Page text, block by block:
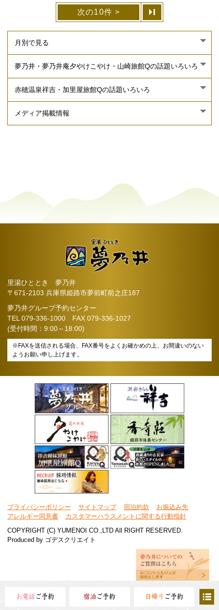
次の10件
里湯ひととき 夢乃井
〒671-2103 兵庫県姫路市夢前町前之庄187
夢乃井グループ予約センター
TEL079-336-1000 FAX 079-336-1027
(受付時間：9:00～18:00)
※FAXを送信される場合、FAX番号をよくお確かめの上、お間違いのない
ようお願い申し上げます。
お電話 ご予約 宿泊 ご予約 日帰り ご予約
プライバシーポリシー サイトマップ 宿泊約款
お振込み先
アレルギー同意書
カスタマーハラスメントに関する行動指針
COPYRIGHT (C) YUMENOI CO.,LTD All RIGHT RESERVED.
Produced by ゴデスクリエイト